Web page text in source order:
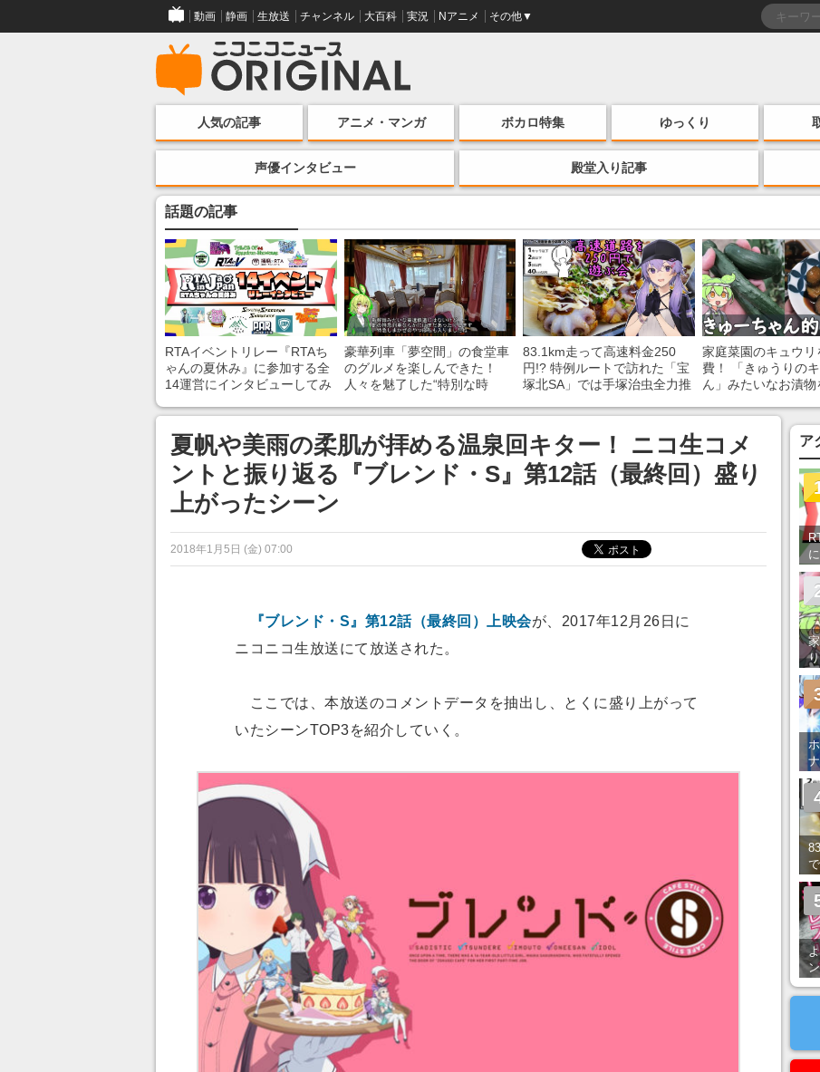
動画 静画 生放送 チャンネル 大百科 実況 Nアニメ その他▼
人気の記事 アニメ・マンガ ボカロ特集 ゆっくり
声優インタビュー 殿堂入り記事
話題の記事
RTAイベントリレー『RTAち
ゃんの夏休み』に参加する全
14運営にインタビューしてみ
ンネルの貸し出しを利用し8/9
から1週間にわたって開催
豪華列車「夢空間」の食堂車
のグルメを楽しんできた！
人々を魅了した“特別な時
あ」「行ってみたい」の声
83.1km走って高速料金250
円!? 特例ルートで訪れた「宝
塚北SA」では手塚治虫全力推
家庭菜園のキュウリ
費！ 「きゅうりの
ん」みたいなお漬物
夏帆や美雨の柔肌が拝める温泉回キター！ ニコ生コメ
ントと振り返る『ブレンド・S』第12話（最終回）盛り
上がったシーン
2018年1月5日 (金) 07:00
『ブレンド・S』第12話（最終回）上映会が、2017年12月26日に
ニコニコ生放送にて放送された。
ここでは、本放送のコメントデータを抽出し、とくに盛り上がって
いたシーンTOP3を紹介していく。
ア